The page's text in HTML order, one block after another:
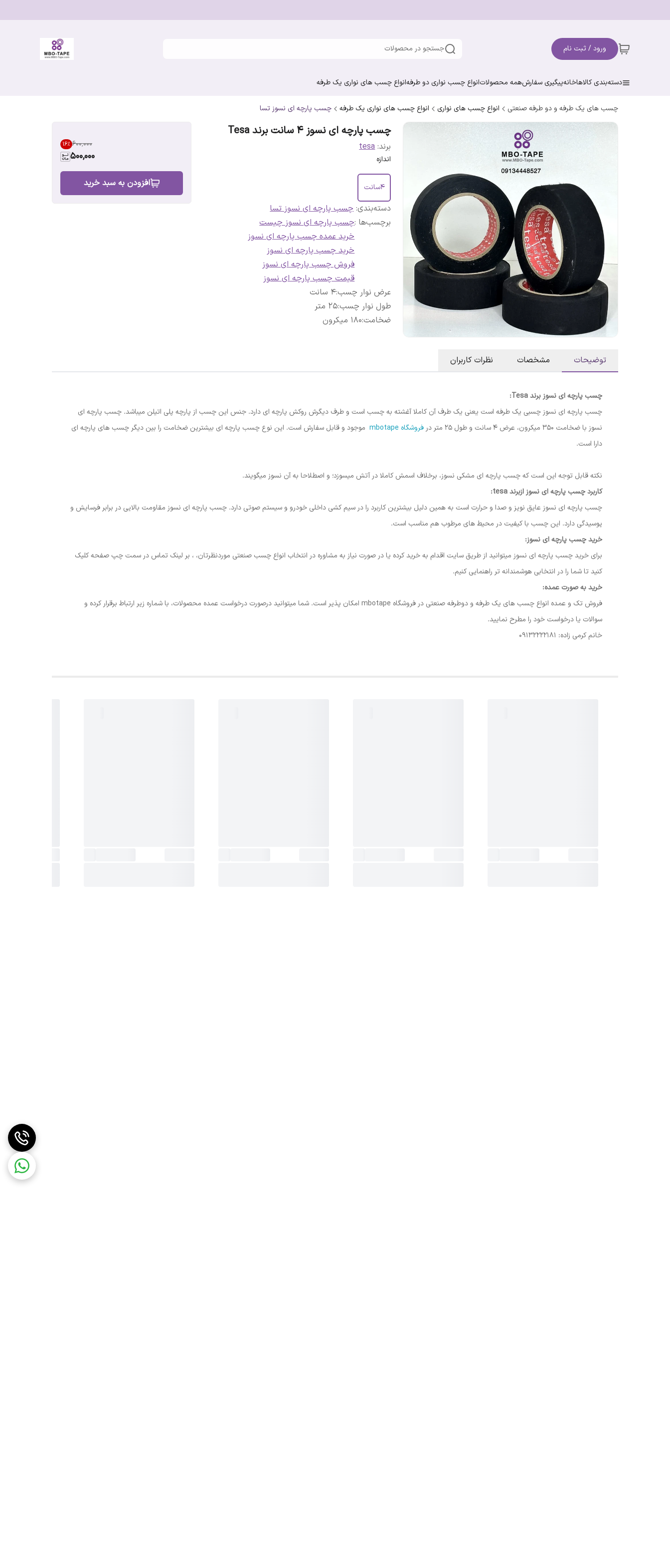
ورود / ثبت نام جستجو در محصولات
دسته‌بندی کالاهاخانهپیگیری سفارشهمه محصولاتانواع چسب نواری دو طرفهانواع چسب های نواری یک طرفه
چسب های یک طرفه و دو طرفه صنعتی انواع چسب های نواری انواع چسب های نواری یک طرفه چسب پارچه ای نسوز تسا
چسب پارچه ای نسوز ۴ سانت برند Tesa
برند: tesa
اندازه
۴سانت
دسته‌بندی:چسب پارچه ای نسوز تسا
برچسب‌ها :چسب پارچه ای نسوز چیست
خرید عمده چسب پارچه ای نسوز
خرید چسب پارچه ای نسوز
فروش چسب پارچه ای نسوز
قیمت چسب پارچه ای نسوز
عرض نوار چسب:4 سانت
طول نوار چسب:25 متر
ضخامت:180 میکرون
۶۰۰٬۰۰۰ 16%
500,000
افزودن به سبد خرید
توضیحات مشخصات نظرات کاربران
چسب پارچه ای نسوز برند Tesa:
چسب پارچه ای نسوز چسبی یک طرفه است یعنی یک طرف آن کاملا آغشته به چسب است و طرف دیگرش روکش پارچه ای دارد. جنس این چسب از پارچه پلی اتیلن میباشد. چسب پارچه ای
نسوز با ضخامت 350 میکرون، عرض 4 سانت و طول 25 متر در
فروشگاه mbotape
موجود و قابل سفارش است. این نوع چسب پارچه ای بیشترین ضخامت را بین دیگر چسب های پارچه ای
دارا است.
نکته قابل توجه این است که چسب پارچه ای مشکی نسوز، برخلاف اسمش کاملا در آتش میسوزد؛ و اصطلاحا به آن نسوز میگویند.
کاربرد چسب پارچه ای نسوز ازبرند tesa:
چسب پارچه ای نسوز عایق نویز و صدا و حرارت است به همین دلیل بیشترین کاربرد را در سیم کشی داخلی خودرو و سیستم صوتی دارد. چسب پارچه ای نسوز مقاومت بالایی در برابر فرسایش و
پوسیدگی دارد. این چسب با کیفیت در محیط های مرطوب هم مناسب است.
خرید چسب پارچه ای نسوز:
برای خرید چسب پارچه ای نسوز میتوانید از طریق سایت اقدام به خرید کرده یا در صورت نیاز به مشاوره در انتخاب انواع چسب صنعتی موردنظرتان، ، بر لینک تماس در سمت چپ صفحه کلیک
کنید تا شما را در انتخابی هوشمندانه تر راهنمایی کنیم.
خرید به صورت عمده:
فروش تک و عمده انواع چسب های یک طرفه و دوطرفه صنعتی در فروشگاه mbotape امکان پذیر است. شما میتوانید درصورت درخواست عمده محصولات، با شماره زیر ارتباط برقرار کرده و
سوالات یا درخواست خود را مطرح نمایید.
خانم کرمی زاده: 09132222181